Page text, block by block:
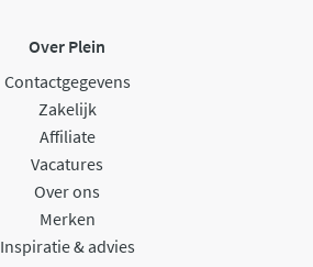
Over Plein
Contactgegevens
Zakelijk
Affiliate
Vacatures
Over ons
Merken
Inspiratie & advies